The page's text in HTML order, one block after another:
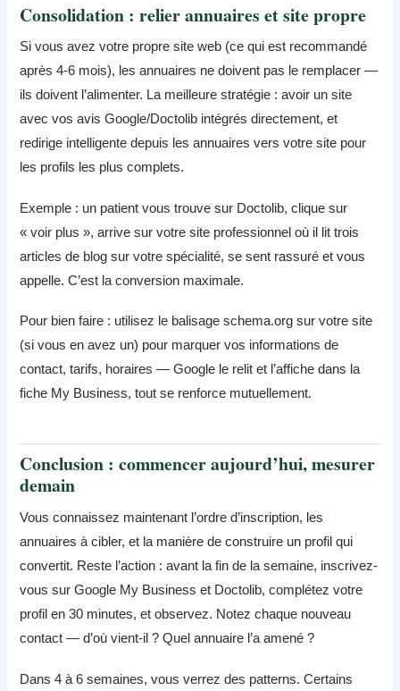
Consolidation : relier annuaires et site propre
Si vous avez votre propre site web (ce qui est recommandé
après 4-6 mois), les annuaires ne doivent pas le remplacer —
ils doivent l’alimenter. La meilleure stratégie : avoir un site
avec vos avis Google/Doctolib intégrés directement, et
redirige intelligente depuis les annuaires vers votre site pour
les profils les plus complets.
Exemple : un patient vous trouve sur Doctolib, clique sur
« voir plus », arrive sur votre site professionnel où il lit trois
articles de blog sur votre spécialité, se sent rassuré et vous
appelle. C’est la conversion maximale.
Pour bien faire : utilisez le balisage schema.org sur votre site
(si vous en avez un) pour marquer vos informations de
contact, tarifs, horaires — Google le relit et l’affiche dans la
fiche My Business, tout se renforce mutuellement.
Conclusion : commencer aujourd’hui, mesurer
demain
Vous connaissez maintenant l’ordre d’inscription, les
annuaires à cibler, et la manière de construire un profil qui
convertit. Reste l’action : avant la fin de la semaine, inscrivez-
vous sur Google My Business et Doctolib, complétez votre
profil en 30 minutes, et observez. Notez chaque nouveau
contact — d’où vient-il ? Quel annuaire l’a amené ?
Dans 4 à 6 semaines, vous verrez des patterns. Certains